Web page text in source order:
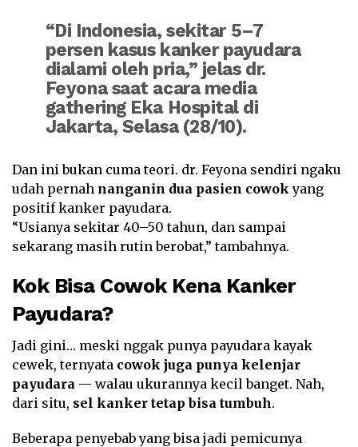
“Di Indonesia, sekitar 5–7
persen kasus kanker payudara
dialami oleh pria,” jelas dr.
Feyona saat acara media
gathering Eka Hospital di
Jakarta, Selasa (28/10).
Dan ini bukan cuma teori. dr. Feyona sendiri ngaku
udah pernah nanganin dua pasien cowok yang
positif kanker payudara.
“Usianya sekitar 40–50 tahun, dan sampai
sekarang masih rutin berobat,” tambahnya.
Kok Bisa Cowok Kena Kanker
Payudara?
Jadi gini… meski nggak punya payudara kayak
cewek, ternyata cowok juga punya kelenjar
payudara — walau ukurannya kecil banget. Nah,
dari situ, sel kanker tetap bisa tumbuh.
Beberapa penyebab yang bisa jadi pemicunya